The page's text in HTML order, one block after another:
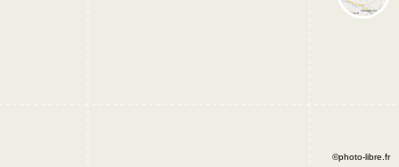
©photo-libre.fr